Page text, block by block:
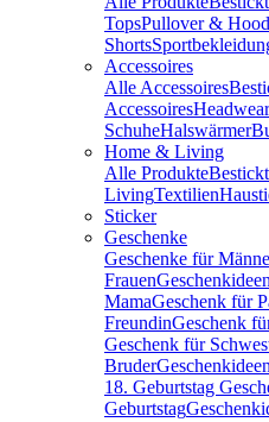
TopsPullover &
Shorts
Accessoires
Alle Accessoires
AccessoiresHeadwear
SchuheHalswärmer
Home & Living
Alle Produkte
LivingTextilien
Sticker
Geschenke
Geschenke für
Frauen
MamaGeschenk für
FreundinGeschenk
Geschenk für
Bruder
18. Geburtstag
Geburtstag